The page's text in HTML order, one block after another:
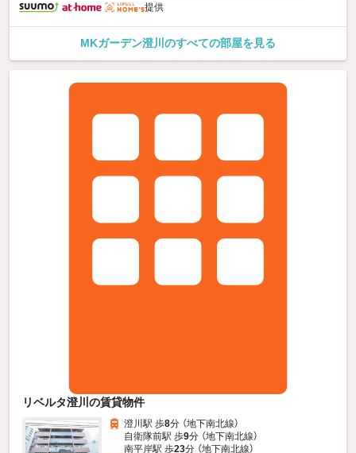
提供
MKガーデン澄川のすべての部屋を見る
リベルタ澄川の賃貸物件
澄川駅 歩8分 （地下南北線）
自衛隊前駅 歩9分 （地下南北線）
南平岸駅 歩23分 （地下南北線）